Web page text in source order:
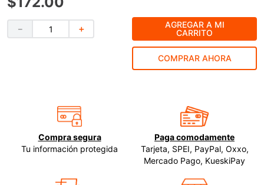
＋
－
AGREGAR A MI
CARRITO
COMPRAR AHORA
Compra segura
Tu información protegida
Paga comodamente
Tarjeta, SPEI, PayPal, Oxxo,
Mercado Pago, KueskiPay
-cut